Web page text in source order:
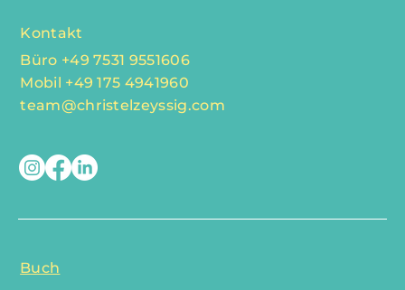
Kontakt
Büro +49 7531 9551606
Mobil +49 175 4941960
team@christelzeyssig.com
Buch